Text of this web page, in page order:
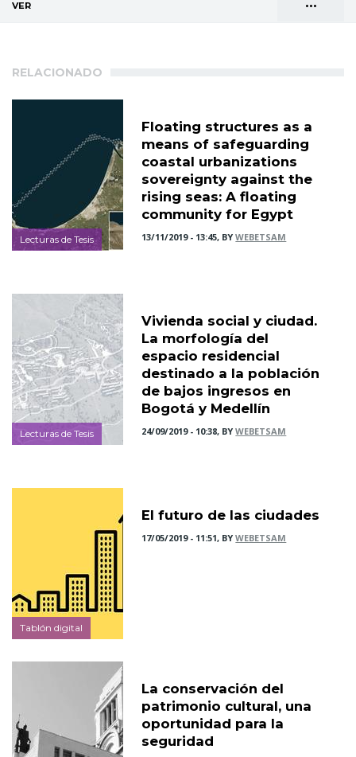
•••
VER
RELACIONADO
Lecturas de Tesis
Floating structures as a
means of safeguarding
coastal urbanizations
sovereignty against the
rising seas: A floating
community for Egypt
13/11/2019 - 13:45, BYWEBETSAM
Lecturas de Tesis
Vivienda social y ciudad.
La morfología del
espacio residencial
destinado a la población
de bajos ingresos en
Bogotá y Medellín
24/09/2019 - 10:38, BYWEBETSAM
Tablón digital
El futuro de las ciudades
17/05/2019 - 11:51, BYWEBETSAM
La conservación del
patrimonio cultural, una
oportunidad para la
seguridad